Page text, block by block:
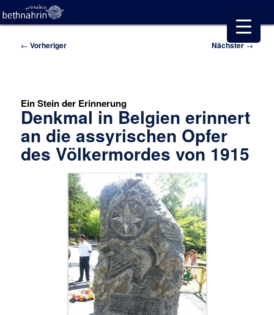
Beitragsnavigation
← Vorheriger Nächster→
Ein Stein der Erinnerung
Denkmal in Belgien erinnert
an die assyrischen Opfer
des Völkermordes von 1915